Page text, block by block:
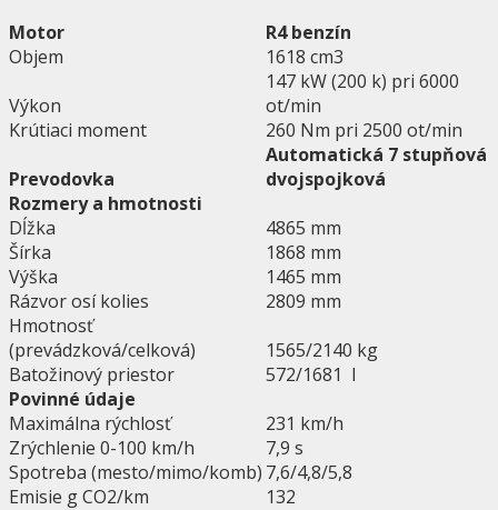
Motor
R4 benzín
Objem
1618 cm3
Výkon
147 kW (200 k) pri 6000
ot/min
Krútiaci moment
260 Nm pri 2500 ot/min
Prevodovka
Automatická 7 stupňová
dvojspojková
Rozmery a hmotnosti
Dĺžka
4865 mm
Šírka
1868 mm
Výška
1465 mm
Rázvor osí kolies
2809 mm
Hmotnosť
(prevádzková/celková)
1565/2140 kg
Batožinový priestor
572/1681 l
Povinné údaje
Maximálna rýchlosť
231 km/h
Zrýchlenie 0-100 km/h
7,9 s
Spotreba (mesto/mimo/komb) 7,6/4,8/5,8
Emisie g CO2/km
132